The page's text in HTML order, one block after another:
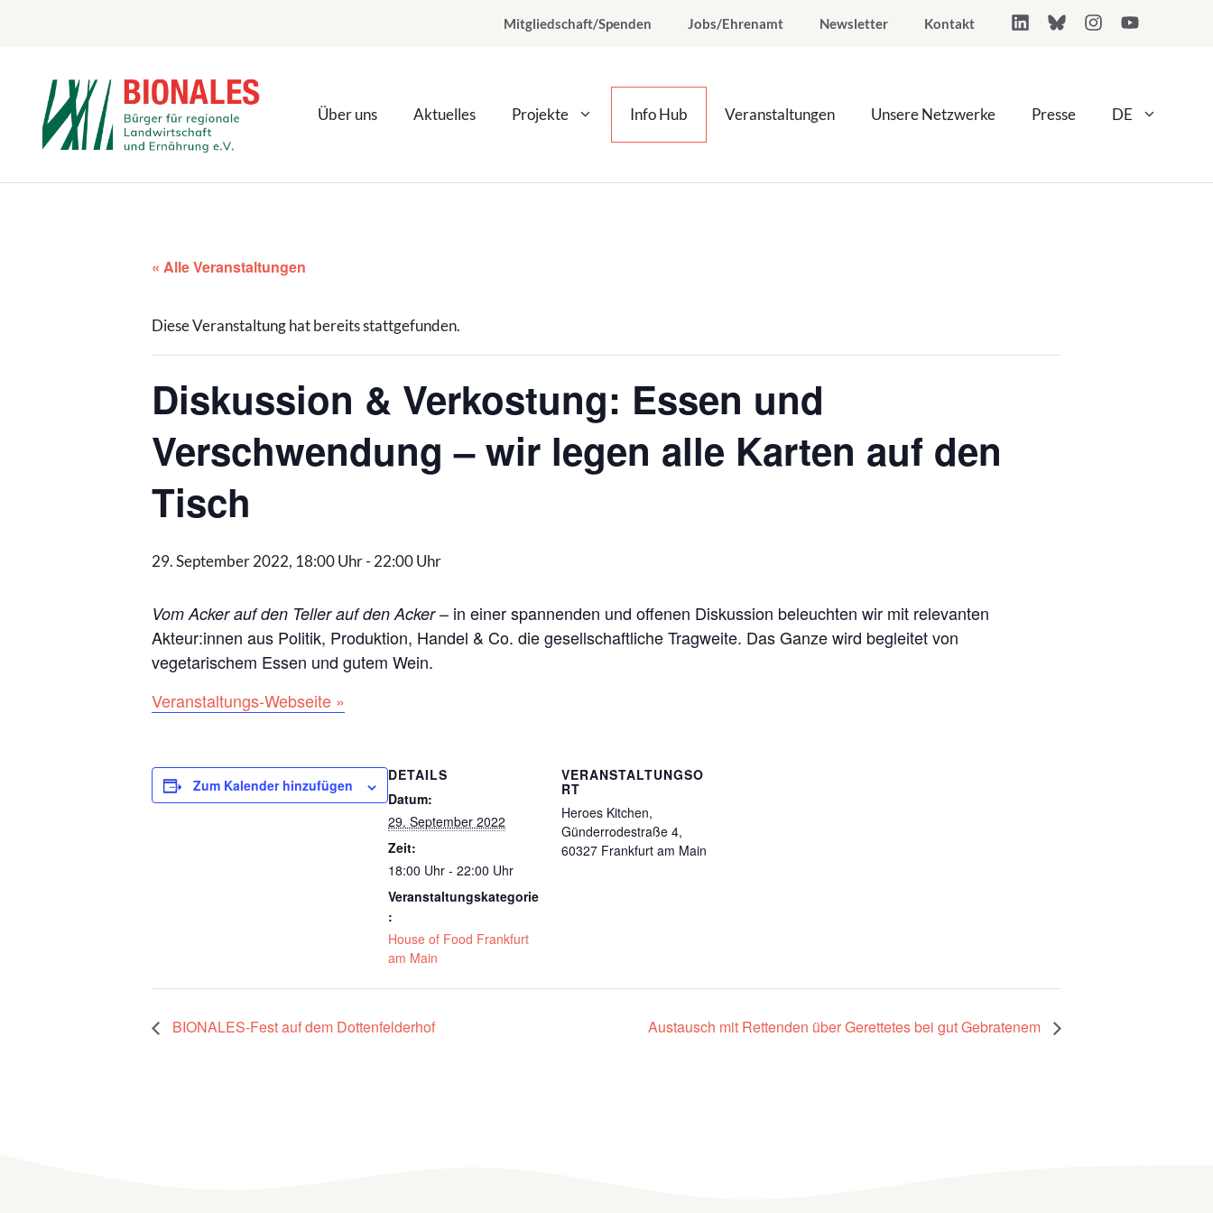
Mitgliedschaft/Spenden Jobs/Ehrenamt Newsletter Kontakt
Über uns Aktuelles Projekte Info Hub Veranstaltungen Unsere Netzwerke Presse DE
« Alle Veranstaltungen
Diese Veranstaltung hat bereits stattgefunden.
Diskussion & Verkostung: Essen und
Verschwendung – wir legen alle Karten auf den
Tisch
29. September 2022, 18:00 Uhr- 22:00 Uhr
Vom Acker auf den Teller auf den Acker– in einer spannenden und offenen Diskussion beleuchten wir mit relevanten
Akteur:innen aus Politik, Produktion, Handel & Co. die gesellschaftliche Tragweite. Das Ganze wird begleitet von
vegetarischem Essen und gutem Wein.
Veranstaltungs-Webseite »
Zum Kalender hinzufügen
DETAILS
Datum:
29. September 2022
Zeit:
18:00 Uhr - 22:00 Uhr
Veranstaltungskategorie
:
House of Food Frankfurt
am Main
VERANSTALTUNGSO
RT
Heroes Kitchen,
Günderrodestraße 4,
60327 Frankfurt am Main
BIONALES-Fest auf dem Dottenfelderhof Austausch mit Rettenden über Gerettetes bei gut Gebratenem